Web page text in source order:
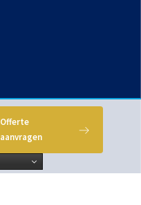
Offerte
aanvragen